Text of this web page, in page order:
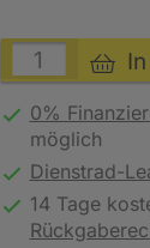
In
0%
möglich
Dienstrad-
14 Tage